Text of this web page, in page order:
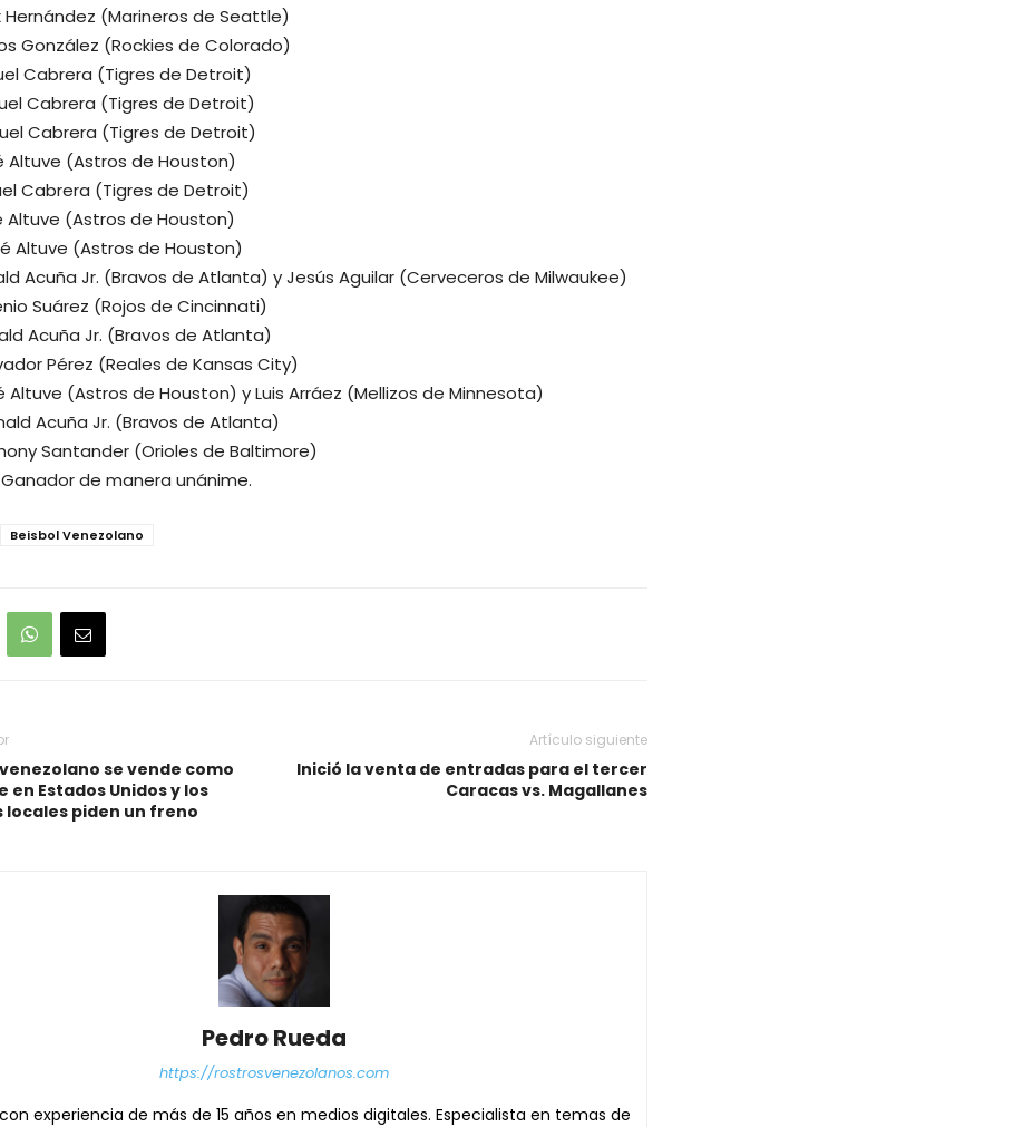
Hernández (Marineros de Seattle)
González (Rockies de Colorado)
Cabrera (Tigres de Detroit)
Cabrera (Tigres de Detroit)
Cabrera (Tigres de Detroit)
Altuve (Astros de Houston)
Cabrera (Tigres de Detroit)
Altuve (Astros de Houston)
Altuve (Astros de Houston)
Acuña Jr. (Bravos de Atlanta) y Jesús Aguilar (Cerveceros de Milwaukee)
Suárez (Rojos de Cincinnati)
Acuña Jr. (Bravos de Atlanta)
Pérez (Reales de Kansas City)
Altuve (Astros de Houston) y Luis Arráez (Mellizos de Minnesota)
Acuña Jr. (Bravos de Atlanta)
Santander (Orioles de Baltimore)
de manera unánime.
Beisbol Venezolano
se vende como
en Estados Unidos y los
locales piden un freno
Artículo siguiente
Inició la venta de entradas para el tercer
Caracas vs. Magallanes
Pedro Rueda
https://rostrosvenezolanos.com
experiencia de más de 15 años en medios digitales. Especialista en temas de